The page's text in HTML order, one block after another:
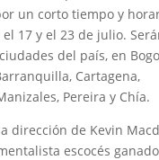
un corto tiempo y
17 y el 23 de julio.
del país, en
Cartagena,
Pereira y Chía.
dirección de Kevin
escocés